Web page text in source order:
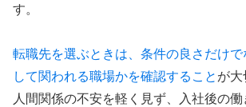
す。
転職先を選ぶときは、条件の良さだけ
して関われる職場かを確認すること が大
人間関係の不安を軽く見ず、入社後の